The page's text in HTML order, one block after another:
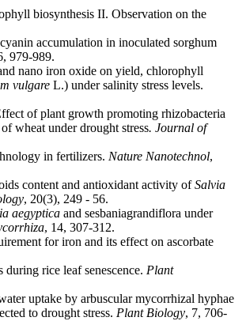
biosynthesis II. Observation on the
accumulation in inoculated sorghum
979-989.
nano iron oxide on yield, chlorophyll
vulgare L.) under salinity stress levels.
of plant growth promoting rhizobacteria
wheat under drought stress. Journal of
in fertilizers. Nature Nanotechnol,
content and antioxidant activity ofSalvia
, 20(3), 249 - 56.
aegyptica and sesbaniagrandiflora under
, 14, 307-312.
for iron and its effect on ascorbate
rice leaf senescence. Plant
uptake by arbuscular mycorrhizal hyphae
to drought stress. Plant Biology, 7, 706-